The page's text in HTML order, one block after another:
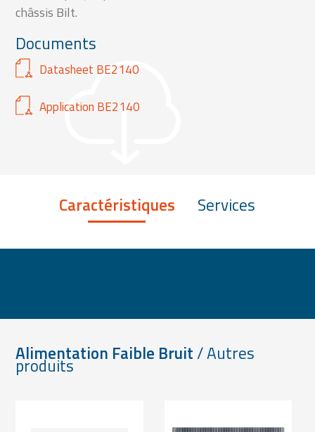
châssis Bilt.
Documents
Datasheet BE2140
Application BE2140
Caractéristiques Services
Alimentation Faible Bruit/ Autres
produits